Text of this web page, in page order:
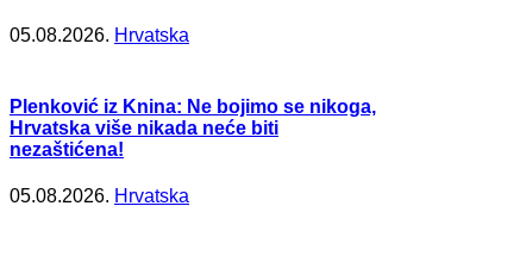
05.08.2026. Hrvatska
Plenković iz Knina: Ne bojimo se nikoga,
Hrvatska više nikada neće biti
nezaštićena!
05.08.2026. Hrvatska